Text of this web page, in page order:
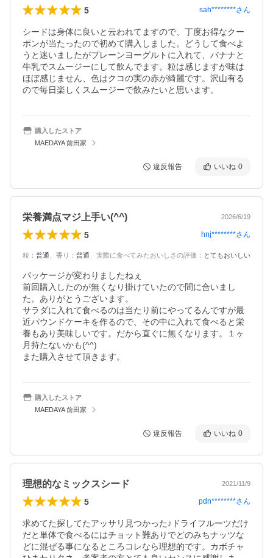
5 sah********さん
シードは身体に良いと云われてますので、丁度お得なクー
ポンが当たったので初めて購入しました。どうして食べよ
うと迷いましたがプレーンヨーグルトに入れて、バナナと
牛乳でスムージーにして飲んでます。粒は感じますが味は
ほぼ感じません、色はクコの実の赤が綺麗です。沢山有る
ので毎日楽しくスムージーで飲みたいと思います。
購入したストア
MAEDAYA 前田家
違反報告 いいね 0
栄養満点マジ上手い(^^) 2026/6/19
5 hnj********さん
粒 ： 普通 香り ： 普通 実際に食べてみたおいしさの評価 ： とてもおいしい
パッケージが変わりましたねぇ
前回購入したのが無くなり掛けていたので間に合いまし
た。ありがとうございます。
サラダに入れて食べるのは当たり前にやってるんですが最
近パウンドケーキを作るので、その中に入れて食べると栄
養もあり美味しいです。だから直ぐに無くなります。１ヶ
月持たないかも(^^)
また購入させて頂きます。
購入したストア
MAEDAYA 前田家
違反報告 いいね 0
理想的なミックスシード 2021/11/9
5 pdn********さん
求めてた探してたアッサリ見つかった♪ドライフルーツだけ
だと単体で食べるにはチョット難ありでどのみちナッツな
どに混ぜる事になるところコレなら理想的です。カボチャ